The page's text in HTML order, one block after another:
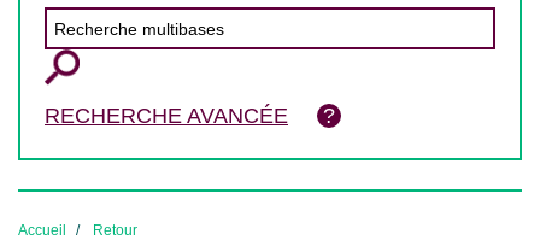
RECHERCHE AVANCÉE
Accueil Retour